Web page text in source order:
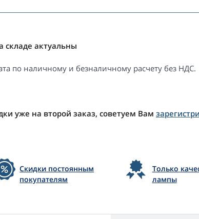
складе актуальны
по наличному и безналичному расчету без НДС.
уже на второй заказ, советуем Вам
Скидки постоянным
покупателям
Только
лампы